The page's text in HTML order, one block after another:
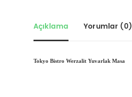
Açıklama Yorumlar (0)
Tokyo Bistro Werzalit Yuvarlak Masa